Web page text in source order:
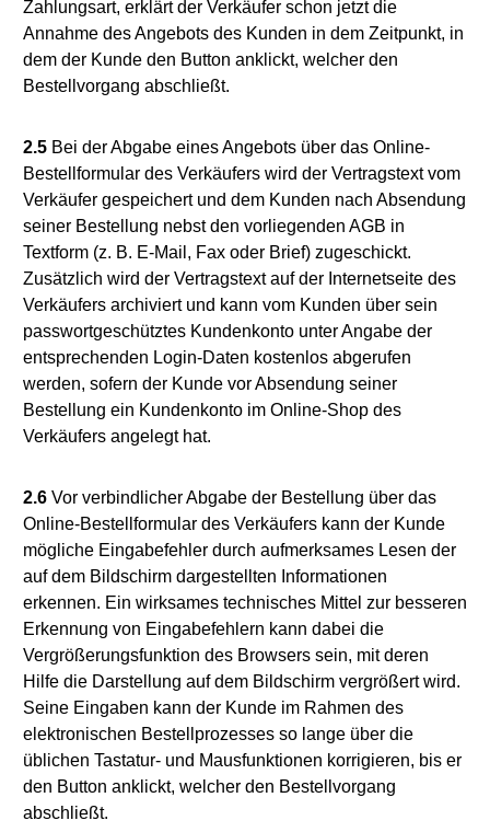
Zahlungsart, erklärt der Verkäufer schon jetzt die
Annahme des Angebots des Kunden in dem Zeitpunkt, in
dem der Kunde den Button anklickt, welcher den
Bestellvorgang abschließt.
2.5 Bei der Abgabe eines Angebots über das Online-
Bestellformular des Verkäufers wird der Vertragstext vom
Verkäufer gespeichert und dem Kunden nach Absendung
seiner Bestellung nebst den vorliegenden AGB in
Textform (z. B. E-Mail, Fax oder Brief) zugeschickt.
Zusätzlich wird der Vertragstext auf der Internetseite des
Verkäufers archiviert und kann vom Kunden über sein
passwortgeschütztes Kundenkonto unter Angabe der
entsprechenden Login-Daten kostenlos abgerufen
werden, sofern der Kunde vor Absendung seiner
Bestellung ein Kundenkonto im Online-Shop des
Verkäufers angelegt hat.
2.6 Vor verbindlicher Abgabe der Bestellung über das
Online-Bestellformular des Verkäufers kann der Kunde
mögliche Eingabefehler durch aufmerksames Lesen der
auf dem Bildschirm dargestellten Informationen
erkennen. Ein wirksames technisches Mittel zur besseren
Erkennung von Eingabefehlern kann dabei die
Vergrößerungsfunktion des Browsers sein, mit deren
Hilfe die Darstellung auf dem Bildschirm vergrößert wird.
Seine Eingaben kann der Kunde im Rahmen des
elektronischen Bestellprozesses so lange über die
üblichen Tastatur- und Mausfunktionen korrigieren, bis er
den Button anklickt, welcher den Bestellvorgang
abschließt.